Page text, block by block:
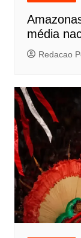
média
Redacao